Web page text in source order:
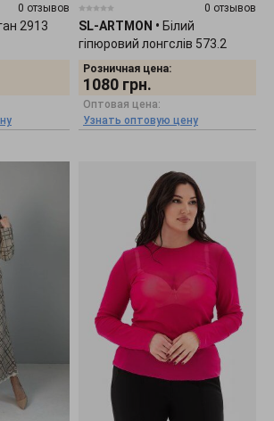
0 отзывов
2913
0 отзывов
SL-ARTMON • Білий
гіпюровий лонгслів 573.2
Розничная цена:
1080 грн.
Оптовая цена:
Узнать оптовую цену